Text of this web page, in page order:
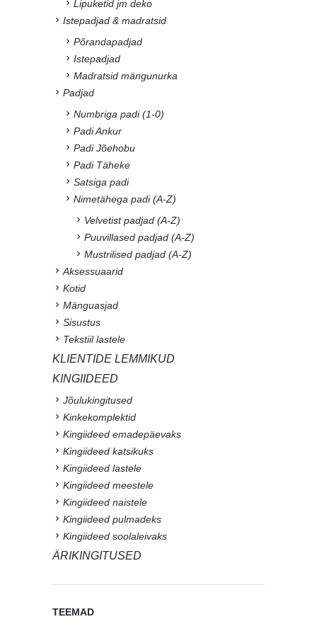
Lipuketid jm deko
Istepadjad & madratsid
Põrandapadjad
Istepadjad
Madratsid mängunurka
Padjad
Numbriga padi (1-0)
Padi Ankur
Padi Jõehobu
Padi Täheke
Satsiga padi
Nimetähega padi (A-Z)
Velvetist padjad (A-Z)
Puuvillased padjad (A-Z)
Mustrilised padjad (A-Z)
Aksessuaarid
Kotid
Mänguasjad
Sisustus
Tekstiil lastele
KLIENTIDE LEMMIKUD
KINGIIDEED
Jõulukingitused
Kinkekomplektid
Kingiideed emadepäevaks
Kingiideed katsikuks
Kingiideed lastele
Kingiideed meestele
Kingiideed naistele
Kingiideed pulmadeks
Kingiideed soolaleivaks
ÄRIKINGITUSED
TEEMAD